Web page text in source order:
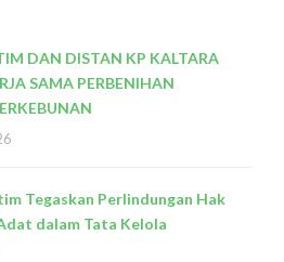
DAN DISTAN KP KALTARA
SAMA PERBENIHAN
Tegaskan Perlindungan Hak
dalam Tata Kelola